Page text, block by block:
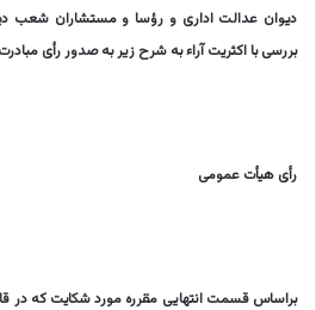
دیوان عدالت اداری و رؤسا و مستشاران
بررسی با اکثریت آراء به شرح زیر به صدور رأی
رأی هیأت عمومی
براساس قسمت انتهایی مقرره مورد شکایت که در